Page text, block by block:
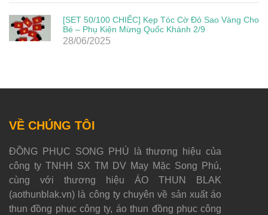
[SET 50/100 CHIẾC] Kẹp Tóc Cờ Đỏ Sao Vàng Cho
Bé – Phụ Kiện Mừng Quốc Khánh 2/9
28/06/2025
VỀ CHÚNG TÔI
ĐỒNG PHỤC SONG PHÚ là thương hiệu của
công ty TNHH SX TM DV May Mặc Song Phú,
cùng với thương hiệu ÁO THUN BLAK
(aothunblak.vn) là công ty chuyên về sản xuất áo
thun đồng phục công ty, áo thun đồng phục công